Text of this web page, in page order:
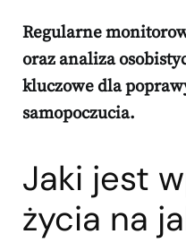
Regularne
oraz analiza
kluczowe dla
samopoczucia.
Jaki jest
życia na